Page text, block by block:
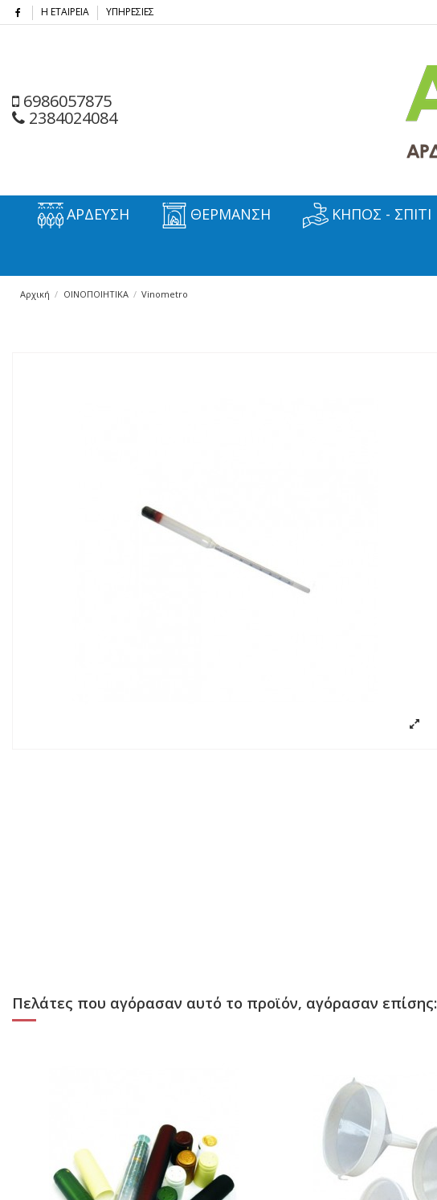
Η ΕΤΑΙΡΕΙΑ ΥΠΗΡΕΣΙΕΣ
6986057875
2384024084
ΑΡΔΕΥΣΗ ΘΕΡΜΑΝΣΗ ΚΗΠΟΣ - ΣΠΙΤΙ
Αρχική ΟΙΝΟΠΟΙΗΤΙΚΑ Vinometro
Πελάτες που αγόρασαν αυτό το προϊόν, αγόρασαν επίσης: